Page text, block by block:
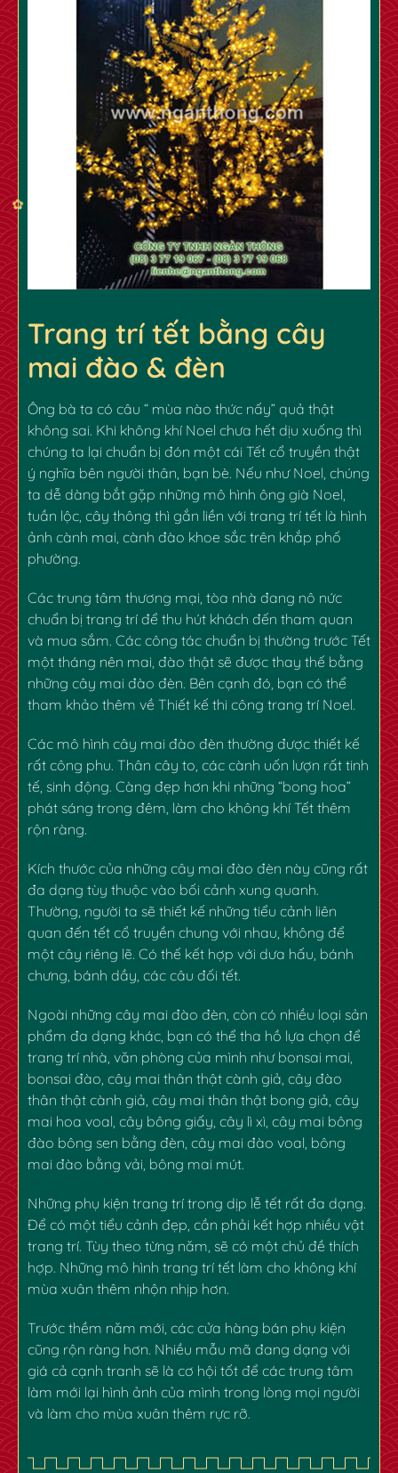
Trang trí tết bằng cây
mai đào & đèn
Ông bà ta có câu “ mùa nào thức nấy” quả thật
không sai. Khi không khí Noel chưa hết dịu xuống thì
chúng ta lại chuẩn bị đón một cái Tết cổ truyền thật
ý nghĩa bên người thân, bạn bè. Nếu như Noel, chúng
ta dễ dàng bắt gặp những mô hình ông già Noel,
tuần lộc, cây thông thì gắn liền với trang trí tết là hình
ảnh cành mai, cành đào khoe sắc trên khắp phố
phường.
Các trung tâm thương mại, tòa nhà đang nô nức
chuẩn bị trang trí để thu hút khách đến tham quan
và mua sắm. Các công tác chuẩn bị thường trước Tết
một tháng nên mai, đào thật sẽ được thay thế bằng
những cây mai đào đèn. Bên cạnh đó, bạn có thể
tham khảo thêm về Thiết kế thi công trang trí Noel.
Các mô hình cây mai đào đèn thường được thiết kế
rất công phu. Thân cây to, các cành uốn lượn rất tinh
tế, sinh động. Càng đẹp hơn khi những “bong hoa”
phát sáng trong đêm, làm cho không khí Tết thêm
rộn ràng.
Kích thước của những cây mai đào đèn này cũng rất
đa dạng tùy thuộc vào bối cảnh xung quanh.
Thường, người ta sẽ thiết kế những tiểu cảnh liên
quan đến tết cổ truyền chung với nhau, không để
một cây riêng lẽ. Có thế kết hợp với dưa hấu, bánh
chưng, bánh dầy, các câu đối tết.
Ngoài những cây mai đào đèn, còn có nhiều loại sản
phẩm đa dạng khác, bạn có thể tha hồ lựa chọn để
trang trí nhà, văn phòng của mình như bonsai mai,
bonsai đào, cây mai thân thật cành giả, cây đào
thân thật cành giả, cây mai thân thật bong giả, cây
mai hoa voal, cây bông giấy, cây lì xì, cây mai bông
đào bông sen bằng đèn, cây mai đào voal, bông
mai đào bằng vải, bông mai mút.
Những phụ kiện trang trí trong dịp lễ tết rất đa dạng.
Để có một tiểu cảnh đẹp, cần phải kết hợp nhiều vật
trang trí. Tùy theo từng năm, sẽ có một chủ đề thích
hợp. Những mô hình trang trí tết làm cho không khí
mùa xuân thêm nhộn nhịp hơn.
Trước thềm năm mới, các cửa hàng bán phụ kiện
cũng rộn ràng hơn. Nhiều mẫu mã đang dạng với
giá cả cạnh tranh sẽ là cơ hội tốt để các trung tâm
làm mới lại hình ảnh của mình trong lòng mọi người
và làm cho mùa xuân thêm rực rỡ.
✿
✿